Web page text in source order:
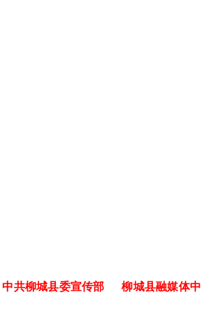
中共柳城县委宣传部 柳城县融媒体中